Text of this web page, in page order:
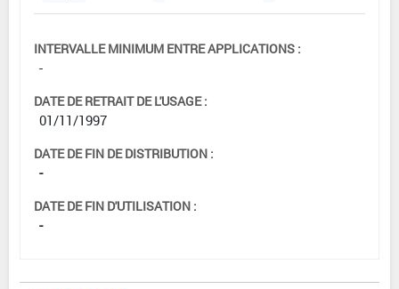
INTERVALLE MINIMUM ENTRE APPLICATIONS :
-
DATE DE RETRAIT DE L'USAGE :
01/11/1997
DATE DE FIN DE DISTRIBUTION :
-
DATE DE FIN D'UTILISATION :
-